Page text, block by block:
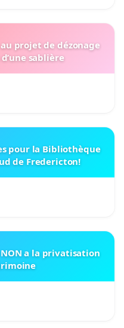
au projet de dézonage
sablière
pour la Bibliothèque
de Fredericton!
NON a la privatisation